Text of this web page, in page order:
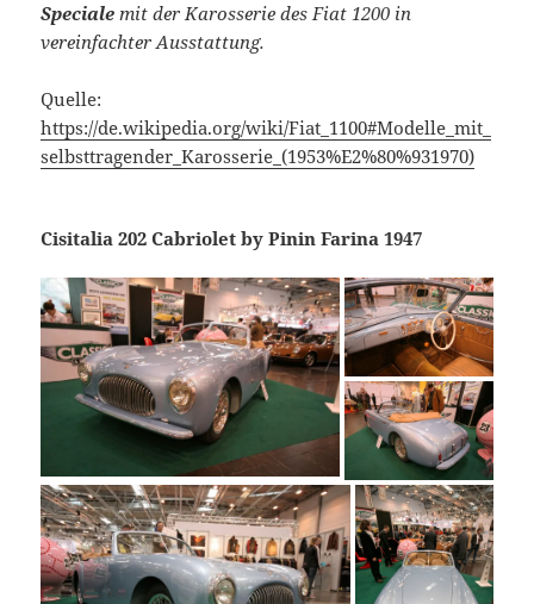
Speciale mit der Karosserie des Fiat 1200 in
vereinfachter Ausstattung.
Quelle:
https://de.wikipedia.org/wiki/Fiat_1100#Modelle_mit_
selbsttragender_Karosserie_(1953%E2%80%931970)
Cisitalia 202 Cabriolet by Pinin Farina 1947